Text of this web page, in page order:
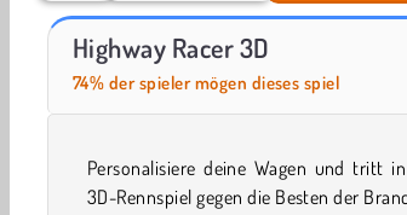
Let's Fish!
Highway Racer 3D
74% der spieler mögen dieses spiel
Personalisiere deine Wagen und tritt
3D-Rennspiel gegen die Besten der